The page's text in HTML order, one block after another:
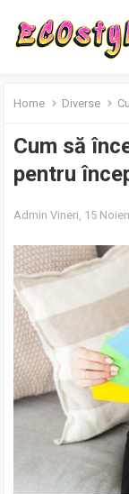
Home Diverse
Cum să
pentru
Admin Vineri, 15